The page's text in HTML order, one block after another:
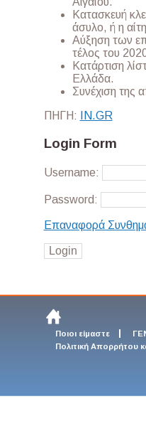
Κατασκευή
άσυλο, ή η
Αύξηση των
τέλος του
Κατάρτιση
Ελλάδα.
Συνέχιση της
ΠΗΓΗ:
ΙΝ.GR
Login Form
Username:
Password:
Επαναφορά
Ποιοι είμαστε
Πολιτική Απορρήτου